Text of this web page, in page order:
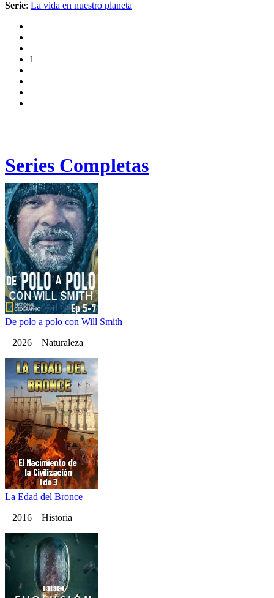
Serie: La vida en nuestro planeta
1
Series Completas
De polo a polo con Will Smith
2026 Naturaleza
La Edad del Bronce
2016 Historia